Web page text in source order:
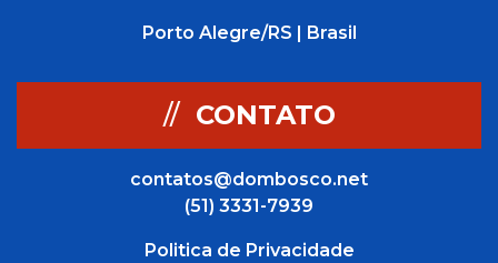
Porto Alegre/RS | Brasil
// CONTATO
contatos@dombosco.net
(51) 3331-7939
Politica de Privacidade